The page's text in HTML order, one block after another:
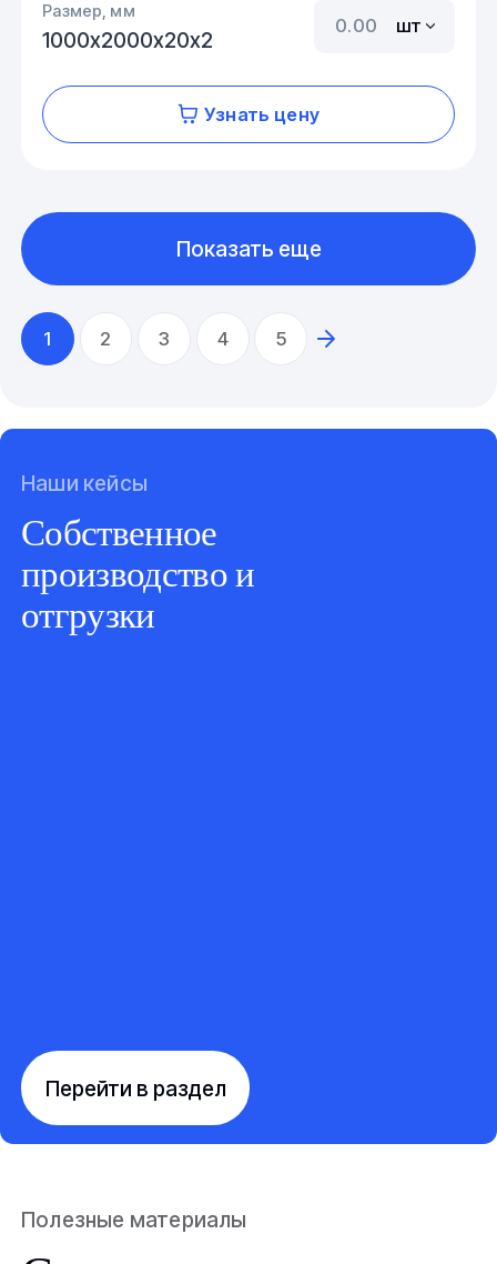
Размер, мм
1000х2000х20х2
шт
Узнать цену
1 2 3 4 5
Показать еще
Наши кейсы
Собственное
производство и
отгрузки
Перейти в раздел
Полезные материалы